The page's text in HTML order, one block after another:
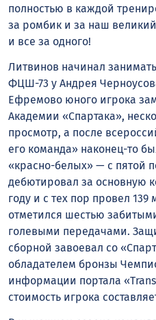
полностью в каждой
за ромбик и за наш
и все за одного!
Литвинов начинал
ФЦШ-73 у Андрея
Ефремово юного игрока
Академии «Спартака»,
просмотр, а после
его команда» наконец-то
«красно-белых» — с пятой
дебютировал за основную
году и с тех пор провел 139
отметился шестью
голевыми передачами.
сборной завоевал со
обладателем бронзы
информации портала
стоимость игрока